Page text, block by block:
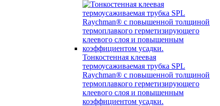
Тонкостенная клеевая
термоусаживаемая трубка SPL
Raychman® с повышенной толщиной
термоплавкого герметизирующего
клеевого слоя и повышенным
коэффициентом усадки.